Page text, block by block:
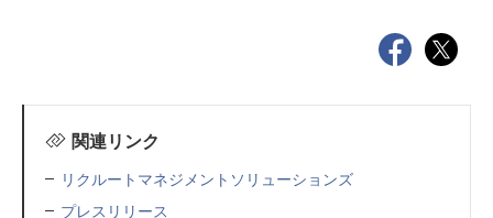
関連リンク
リクルートマネジメントソリューションズ
プレスリリース